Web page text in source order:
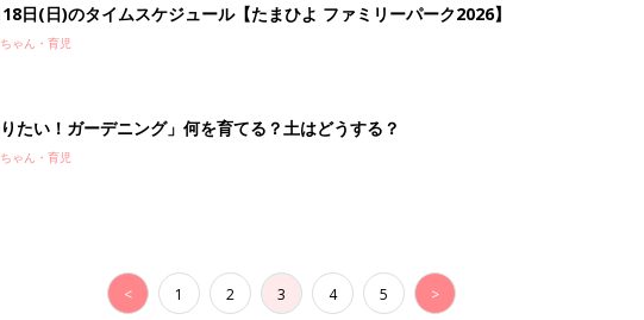
日(日)のタイムスケジュール【たまひよ ファミリーパーク2026】
ゃん・育児
りたい！ガーデニング」何を育てる？土はどうする？
ゃん・育児
< 1 2 3 4 5 >